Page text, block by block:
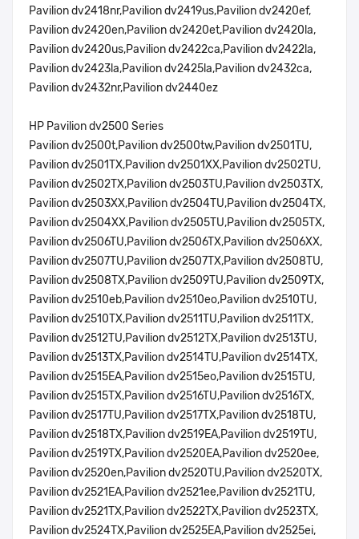
Pavilion dv2418nr,Pavilion dv2419us,Pavilion dv2420ef,
Pavilion dv2420en,Pavilion dv2420et,Pavilion dv2420la,
Pavilion dv2420us,Pavilion dv2422ca,Pavilion dv2422la,
Pavilion dv2423la,Pavilion dv2425la,Pavilion dv2432ca,
Pavilion dv2432nr,Pavilion dv2440ez
HP Pavilion dv2500 Series
Pavilion dv2500t,Pavilion dv2500tw,Pavilion dv2501TU,
Pavilion dv2501TX,Pavilion dv2501XX,Pavilion dv2502TU,
Pavilion dv2502TX,Pavilion dv2503TU,Pavilion dv2503TX,
Pavilion dv2503XX,Pavilion dv2504TU,Pavilion dv2504TX,
Pavilion dv2504XX,Pavilion dv2505TU,Pavilion dv2505TX,
Pavilion dv2506TU,Pavilion dv2506TX,Pavilion dv2506XX,
Pavilion dv2507TU,Pavilion dv2507TX,Pavilion dv2508TU,
Pavilion dv2508TX,Pavilion dv2509TU,Pavilion dv2509TX,
Pavilion dv2510eb,Pavilion dv2510eo,Pavilion dv2510TU,
Pavilion dv2510TX,Pavilion dv2511TU,Pavilion dv2511TX,
Pavilion dv2512TU,Pavilion dv2512TX,Pavilion dv2513TU,
Pavilion dv2513TX,Pavilion dv2514TU,Pavilion dv2514TX,
Pavilion dv2515EA,Pavilion dv2515eo,Pavilion dv2515TU,
Pavilion dv2515TX,Pavilion dv2516TU,Pavilion dv2516TX,
Pavilion dv2517TU,Pavilion dv2517TX,Pavilion dv2518TU,
Pavilion dv2518TX,Pavilion dv2519EA,Pavilion dv2519TU,
Pavilion dv2519TX,Pavilion dv2520EA,Pavilion dv2520ee,
Pavilion dv2520en,Pavilion dv2520TU,Pavilion dv2520TX,
Pavilion dv2521EA,Pavilion dv2521ee,Pavilion dv2521TU,
Pavilion dv2521TX,Pavilion dv2522TX,Pavilion dv2523TX,
Pavilion dv2524TX,Pavilion dv2525EA,Pavilion dv2525ei,